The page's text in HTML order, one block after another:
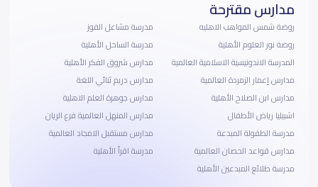
مدارس مقترحة
روضة شمس المواهب الاهليه
روضة نور العلوم الأهلية
المدرسة الاندونيسية الاسلامية العالمية
مدارس إعمار الزمردة العالمية
مدارس ابن الصلاح الأهلية
اشبيليا رياض الأطفال
مدرسة الطفولة المبدعة
مدارس قواعد الحصان العالمية
مدرسة طلائع المبدعين الأهلية
مدرسة مشاعل الفوز
مدرسة الساحل الأهلية
مدارس شروق الفكر الأهلية
مدارس دريم ثنائي اللغة
مدارس جوهرة العلم الاهلية
مدارس المنهل العالمية فرع الريان
مدارس مستقبل الامجاد العالمية
مدرسة اقرأ الأهلية